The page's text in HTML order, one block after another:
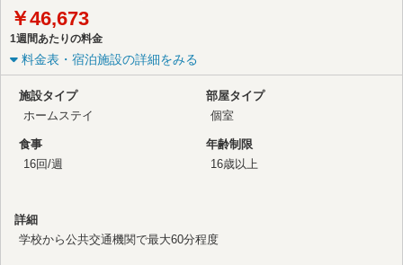
￥46,673
1週間あたりの料金
料金表・宿泊施設の詳細をみる
施設タイプ
ホームステイ
部屋タイプ
個室
食事
16回/週
年齢制限
16歳以上
詳細
学校から公共交通機関で最大60分程度